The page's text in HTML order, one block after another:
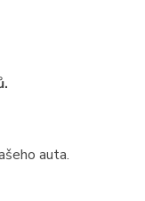
auta.